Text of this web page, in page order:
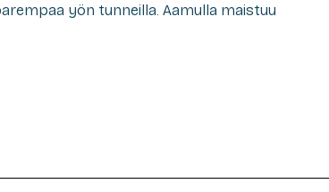
yön tunneilla. Aamulla maistuu